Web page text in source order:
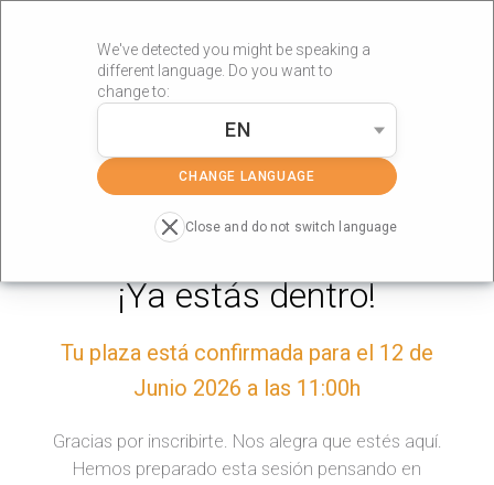
We've detected you might be speaking a
different language. Do you want to
change to:
EN
CHANGE LANGUAGE
Close and do not switch language
con Intradermik
¡Ya estás dentro!
Tu plaza está confirmada para el 12 de
Junio 2026 a las 11:00h
Gracias por inscribirte. Nos alegra que estés aquí.
Hemos preparado esta sesión pensando en